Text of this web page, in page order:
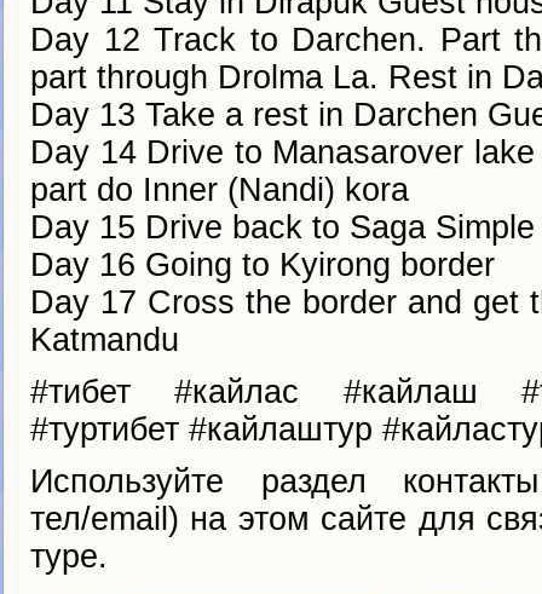
Day 12 Track to Darchen. Part
part through Drolma La. Rest in
Day 13 Take a rest in Darchen
Day 14 Drive to Manasarover
part do Inner (Nandi) kora
Day 15 Drive back to Saga
Day 16 Going to Kyirong border
Day 17 Cross the border and get
Katmandu
#тибет #кайлас #кайлаш
#туртибет #кайлаштур
Используйте раздел
тел/email) на этом сайте для
туре.